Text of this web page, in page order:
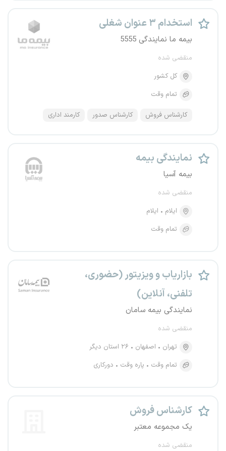
استخدام ۳ عنوان شغلی
بیمه ما نمایندگی 5555
منقضی شده
کل کشور
تمام وقت
کارشناس فروش کارشناس صدور کارمند اداری
نمایندگی بیمه
بیمه آسیا
منقضی شده
ایلام
ایلام
تمام وقت
بازاریاب و ویزیتور (حضوری،
تلفنی، آنلاین)
نمایندگی بیمه سامان
منقضی شده
تهران
اصفهان
۲۶ استان دیگر
تمام وقت
پاره وقت دورکاری
کارشناس فروش
یک مجموعه معتبر
منقضی شده